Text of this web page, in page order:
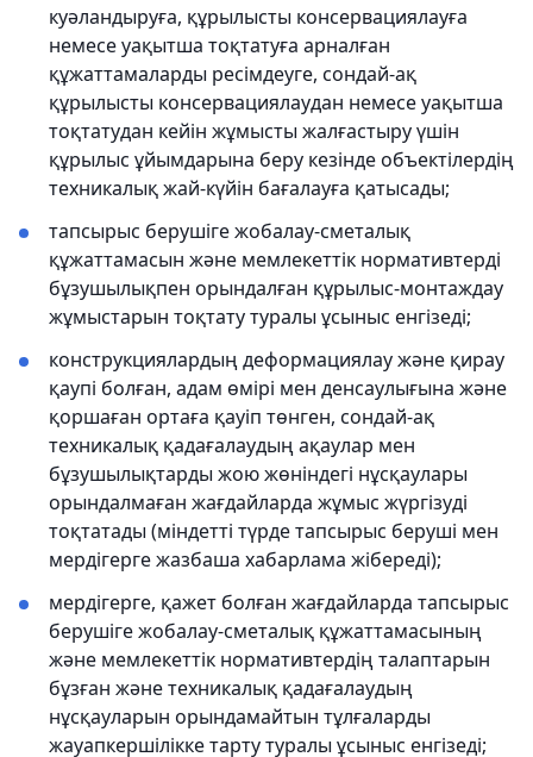
куәландыруға, құрылысты консервациялауға
немесе уақытша тоқтатуға арналған
құжаттамаларды ресімдеуге, сондай-ақ
құрылысты консервациялаудан немесе уақытша
тоқтатудан кейін жұмысты жалғастыру үшін
құрылыс ұйымдарына беру кезінде объектілердің
техникалық жай-күйін бағалауға қатысады;
тапсырыс берушіге жобалау-сметалық
құжаттамасын және мемлекеттік нормативтерді
бұзушылықпен орындалған құрылыс-монтаждау
жұмыстарын тоқтату туралы ұсыныс енгізеді;
конструкциялардың деформациялау және қирау
қаупі болған, адам өмiрi мен денсаулығына және
қоршаған ортаға қауiп төнген, сондай-ақ
техникалық қадағалаудың ақаулар мен
бұзушылықтарды жою жөніндегі нұсқаулары
орындалмаған жағдайларда жұмыс жүргізуді
тоқтатады (міндетті түрде тапсырыс беруші мен
мердігерге жазбаша хабарлама жібереді);
мердігерге, қажет болған жағдайларда тапсырыс
берушіге жобалау-сметалық құжаттамасының
және мемлекеттік нормативтердің талаптарын
бұзған және техникалық қадағалаудың
нұсқауларын орындамайтын тұлғаларды
жауапкершілікке тарту туралы ұсыныс енгізеді;